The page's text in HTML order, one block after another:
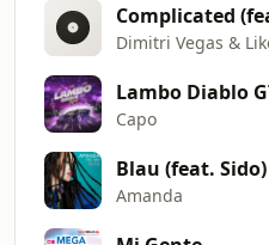
Complicated
Lambo Diablo
Capo
Blau (feat. Sido)
Amanda